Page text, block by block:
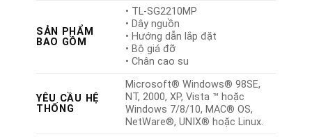
SẢN PHẨM
BAO GỒM
• TL-SG2210MP
• Dây nguồn
• Hướng dẫn lắp đặt
• Bộ giá đỡ
• Chân cao su
YÊU CẦU HỆ
THỐNG
Microsoft® Windows® 98SE,
NT, 2000, XP, Vista ™ hoặc
Windows 7/8/10, MAC® OS,
NetWare®, UNIX® hoặc Linux.